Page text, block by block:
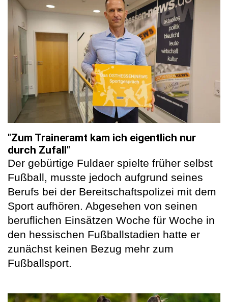
"Zum Traineramt kam ich eigentlich nur
durch Zufall"
Der gebürtige Fuldaer spielte früher selbst
Fußball, musste jedoch aufgrund seines
Berufs bei der Bereitschaftspolizei mit dem
Sport aufhören. Abgesehen von seinen
beruflichen Einsätzen Woche für Woche in
den hessischen Fußballstadien hatte er
zunächst keinen Bezug mehr zum
Fußballsport.